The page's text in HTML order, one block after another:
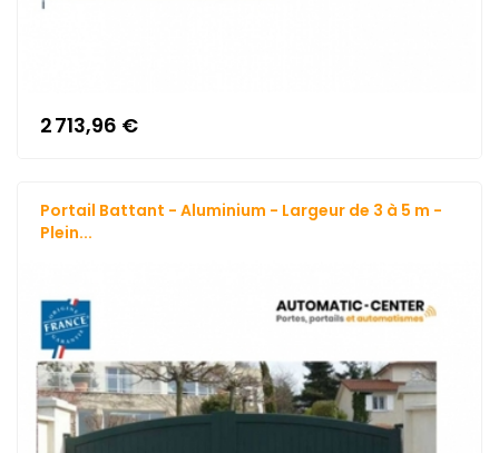
2 713,96 €
Portail Battant - Aluminium - Largeur de 3 à 5 m -
Plein...